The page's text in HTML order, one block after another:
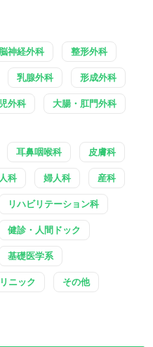
脳神経外科 整形外科
乳腺外科 形成外科
外科 大腸・肛門外科
耳鼻咽喉科 皮膚科
科 婦人科 産科
リハビリテーション科
健診・人間ドック
基礎医学系
ニック その他